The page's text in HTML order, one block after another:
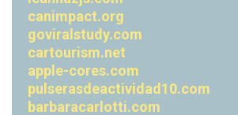
canimpact.org
goviralstudy.com
cartourism.net
apple-cores.com
pulserasdeactividad10.com
barbaracarlotti.com